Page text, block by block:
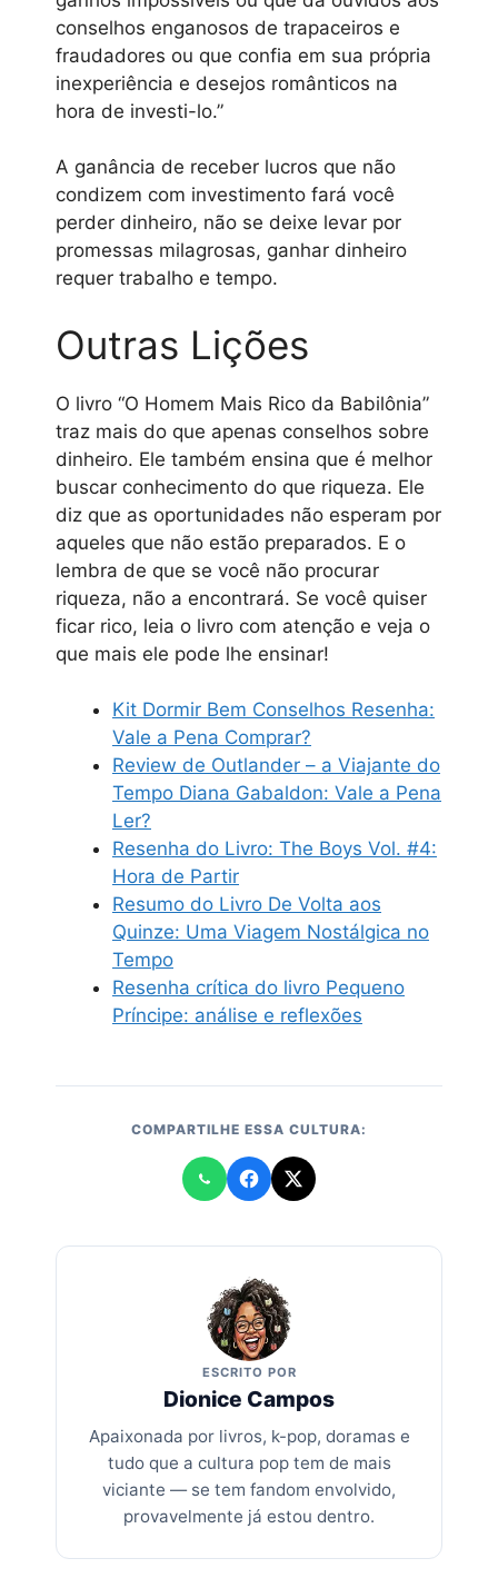
conselhos enganosos de trapaceiros e
fraudadores ou que confia em sua própria
inexperiência e desejos românticos na
hora de investi-lo.”
A ganância de receber lucros que não
condizem com investimento fará você
perder dinheiro, não se deixe levar por
promessas milagrosas, ganhar dinheiro
requer trabalho e tempo.
Outras Lições
O livro “O Homem Mais Rico da Babilônia”
traz mais do que apenas conselhos sobre
dinheiro. Ele também ensina que é melhor
buscar conhecimento do que riqueza. Ele
diz que as oportunidades não esperam por
aqueles que não estão preparados. E o
lembra de que se você não procurar
riqueza, não a encontrará. Se você quiser
ficar rico, leia o livro com atenção e veja o
que mais ele pode lhe ensinar!
Kit Dormir Bem Conselhos Resenha:
Vale a Pena Comprar?
Review de Outlander – a Viajante do
Tempo Diana Gabaldon: Vale a Pena
Ler?
Resenha do Livro: The Boys Vol. #4:
Hora de Partir
Resumo do Livro De Volta aos
Quinze: Uma Viagem Nostálgica no
Tempo
Resenha crítica do livro Pequeno
Príncipe: análise e reflexões
COMPARTILHE ESSA CULTURA:
ESCRITO POR
Dionice Campos
Apaixonada por livros, k-pop, doramas e
tudo que a cultura pop tem de mais
viciante — se tem fandom envolvido,
provavelmente já estou dentro.